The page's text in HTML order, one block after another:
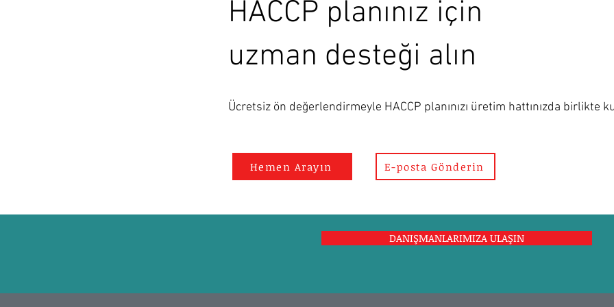
HACCP planınız için
uzman desteği alın
Ücretsiz ön değerlendirmeyle HACCP planınızı üretim hattınızda birlikte
Hemen Arayın E-posta Gönderin
DANIŞMANLARIMIZA ULAŞIN